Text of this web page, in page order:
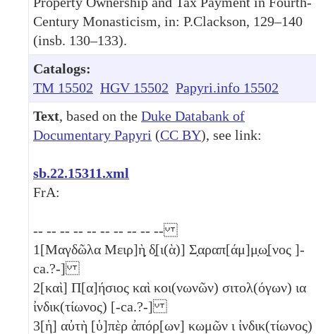
Century Monasticism, in: P.Clackson, 129–140
(insb. 130–133).
Catalogs:
TM 15502 HGV 15502 Papyri.info 15502
Text, based on the Duke Databank of
Documentary Papyri (CC BY), see link:
sb.22.15311.xml
FrA:
-- -- -- -- -- -- -- -- -- --
1[Μαγδῶλα Μειρ]ὴ̣ δ̣[ι(ὰ)] Σ̣αραπ[άμ]μ̣ω̣[νος ]-
ca.?-]
2[καὶ] Π[α]ήσιος καὶ κοι(νωνῶν) σιτολ(όγων) ια
ἰνδικ(τίωνος) [-ca.?-]
3[ἡ] αὐτὴ [ὑ]πὲρ ἀπόρ[ων] κωμῶν ι ἰνδικ(τίωνος)